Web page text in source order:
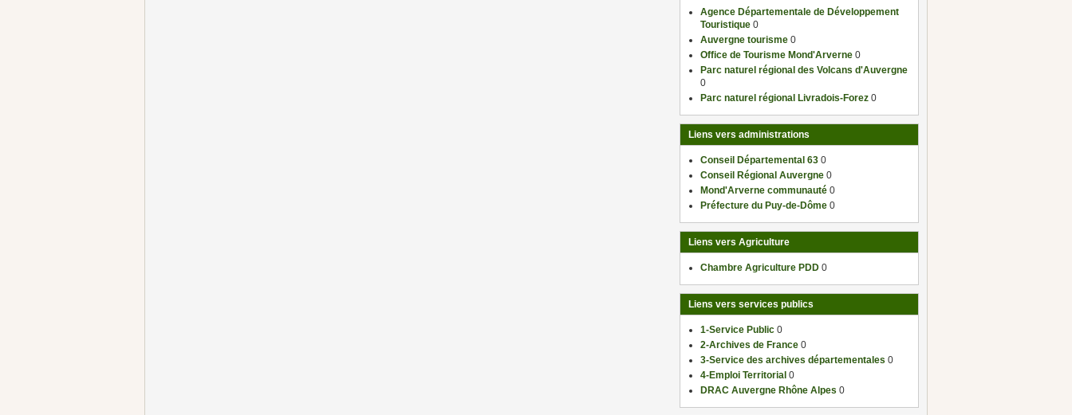
Agence Départementale de Développement
Touristique 0
Auvergne tourisme 0
Office de Tourisme Mond'Arverne 0
Parc naturel régional des Volcans d'Auvergne
0
Parc naturel régional Livradois-Forez 0
Liens vers administrations
Conseil Départemental 63 0
Conseil Régional Auvergne 0
Mond'Arverne communauté 0
Préfecture du Puy-de-Dôme 0
Liens vers Agriculture
Chambre Agriculture PDD 0
Liens vers services publics
1-Service Public 0
2-Archives de France 0
3-Service des archives départementales 0
4-Emploi Territorial 0
DRAC Auvergne Rhône Alpes 0